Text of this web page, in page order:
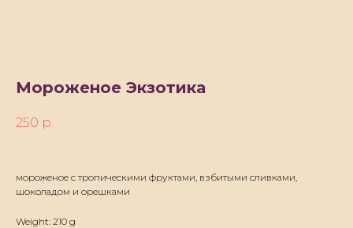
Мороженое Экзотика
250 р.
мороженое с тропическими фруктами, взбитыми сливками,
шоколадом и орешками
Weight: 210 g